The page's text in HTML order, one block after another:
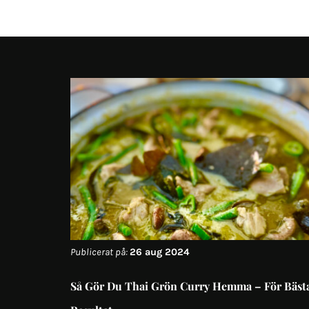
Publicerat på:26 aug 2024
Så Gör Du Thai Grön Curry Hemma – För